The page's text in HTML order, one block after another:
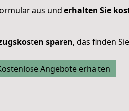
aus und erhalten Sie
sparen, das finden
Angebote erhalten